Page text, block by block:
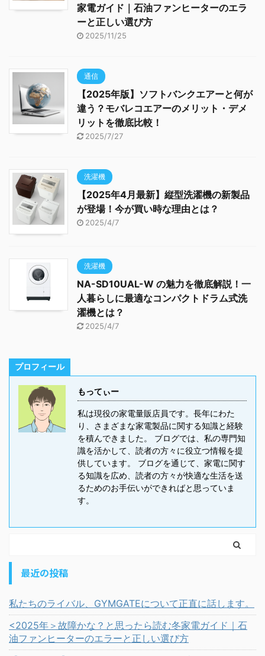
家電ガイド｜石油ファンヒーターのエラ
ーと正しい選び方
2025/11/25
通信
【2025年版】ソフトバンクエアーと何が
違う？モバレコエアーのメリット・デメ
リットを徹底比較！
2025/7/27
洗濯機
【2025年4月最新】縦型洗濯機の新製品
が登場！今が買い時な理由とは？
2025/4/7
洗濯機
NA-SD10UAL-W の魅力を徹底解説！一
人暮らしに最適なコンパクトドラム式洗
濯機とは？
2025/4/7
プロフィール
もってぃー
私は現役の家電量販店員です。長年にわた
り、さまざまな家電製品に関する知識と経験
を積んできました。 ブログでは、私の専門知
識を活かして、読者の方々に役立つ情報を提
供しています。 ブログを通じて、家電に関す
る知識を広め、読者の方々が快適な生活を送
るためのお手伝いができればと思っていま
す。
最近の投稿
私たちのライバル、GYMGATEについて正直に話します。
<2025年＞故障かな？と思ったら読む冬家電ガイド｜石
油ファンヒーターのエラーと正しい選び方